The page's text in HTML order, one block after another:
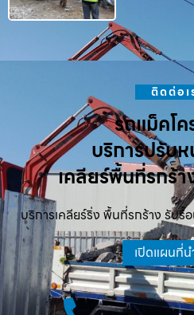
ติดต่อเ
รถแม็คโ
บริการปรับ
เคลียร์พื้นที่รกร้
บริการเคลียร์ริ่ง พื้นที่รกร้าง รับรื้
เปิดแผนที่น